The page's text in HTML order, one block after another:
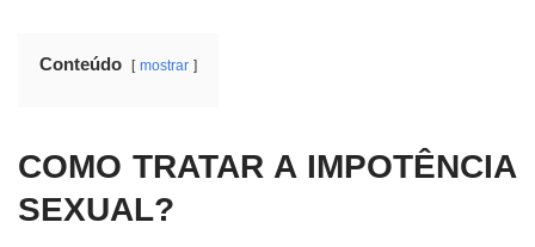
Conteúdo mostrar
COMO TRATAR A IMPOTÊNCIA
SEXUAL?